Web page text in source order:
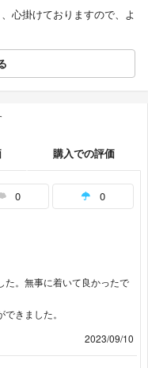
心掛けておりますので、よ
購入での評価
0 0
た。無事に着いて良かったで
きました。
2023/09/10